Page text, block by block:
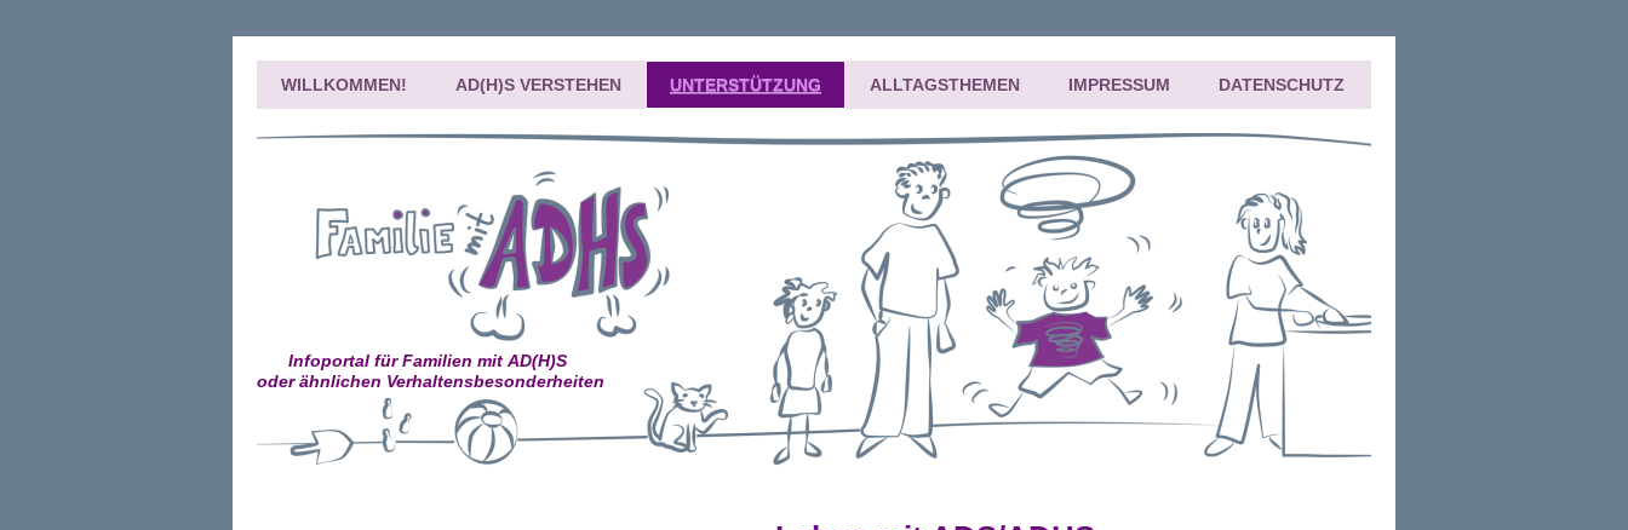
WILLKOMMEN! AD(H)S VERSTEHEN UNTERSTÜTZUNG ALLTAGSTHEMEN IMPRESSUM DATENSCHUTZ
Infoportal für Familien mit AD(H)S
oder ähnlichen Verhaltensbesonderheiten